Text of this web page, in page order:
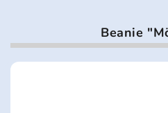
Beanie